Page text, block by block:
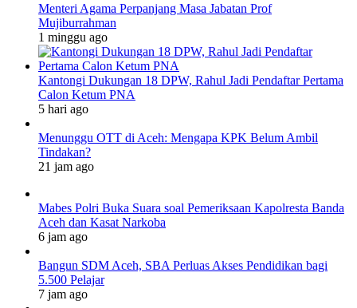
Menteri Agama Perpanjang Masa Jabatan Prof
Mujiburrahman
1 minggu ago
Kantongi Dukungan 18 DPW, Rahul Jadi Pendaftar Pertama
Calon Ketum PNA
5 hari ago
Menunggu OTT di Aceh: Mengapa KPK Belum Ambil
Tindakan?
21 jam ago
Mabes Polri Buka Suara soal Pemeriksaan Kapolresta Banda
Aceh dan Kasat Narkoba
6 jam ago
Bangun SDM Aceh, SBA Perluas Akses Pendidikan bagi
5.500 Pelajar
7 jam ago